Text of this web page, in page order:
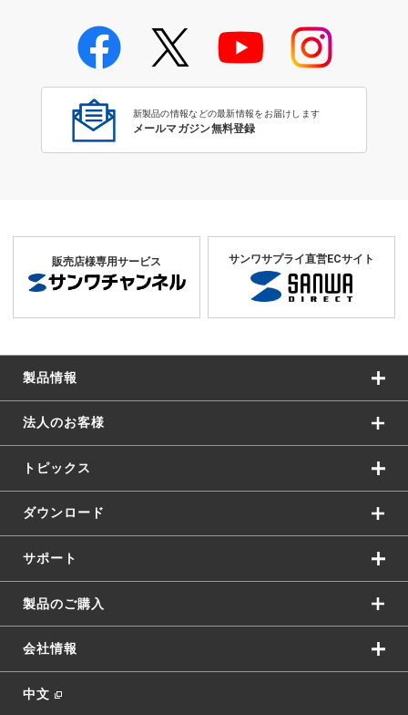
学校教育のICT環境整備特集
新製品の情報などの最新情報をお届けします
メールマガジン無料登録
販売店様専用サービス サンワサプライ直営ECサイト
製品情報
法人のお客様
トピックス
ダウンロード
サポート
製品のご購入
会社情報
中文